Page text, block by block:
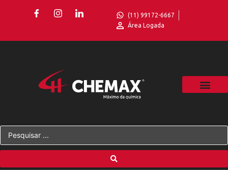
(11) 99172-6667
Área Logada